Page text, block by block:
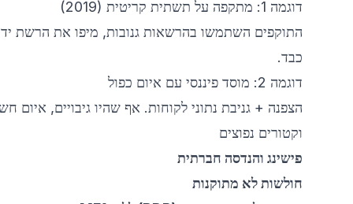
דוגמה 1: מתקפה על תשתית קריטית (2019)
התוקפים השתמשו בהרשאות גנובות, מיפו את הרשת
כבד.
דוגמה 2: מוסד פיננסי עם איום כפול
הצפנה + גניבת נתוני לקוחות. אף שהיו גיבויים, איום
וקטורים נפוצים
פישינג והנדסה חברתית
חולשות לא מתוקנות